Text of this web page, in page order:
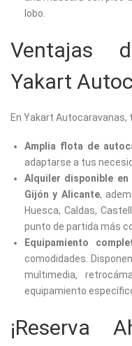
lobo.
Ventajas
Yakart
En Yakart
Amplia flota de
adaptarse a tus
Alquiler disponible en
Gijón y Alicante,
Huesca, Caldas,
punto de partida más
Equipamiento
comodidades.
multimedia,
equipamiento
¡Reserva